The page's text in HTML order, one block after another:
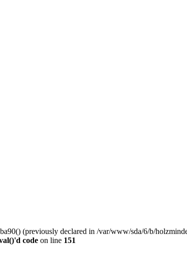
(previously declared in /var/www/sda/6/b/
code on line 151